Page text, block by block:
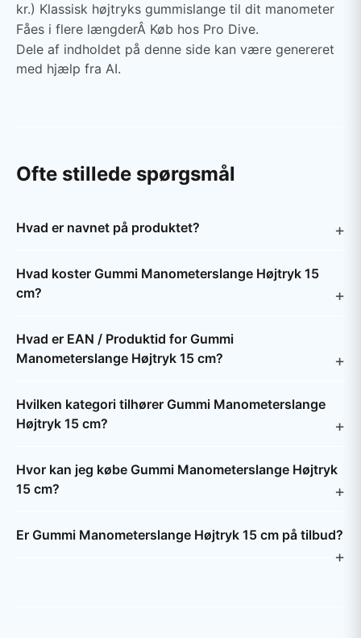
kr.) Klassisk højtryks gummislange til dit manometer
Fåes i flere længderÂ Køb hos Pro Dive.
Dele af indholdet på denne side kan være genereret
med hjælp fra AI.
Ofte stillede spørgsmål
Hvad er navnet på produktet?
Hvad koster Gummi Manometerslange Højtryk 15
cm?
Hvad er EAN / Produktid for Gummi
Manometerslange Højtryk 15 cm?
Hvilken kategori tilhører Gummi Manometerslange
Højtryk 15 cm?
Hvor kan jeg købe Gummi Manometerslange Højtryk
15 cm?
Er Gummi Manometerslange Højtryk 15 cm på tilbud?